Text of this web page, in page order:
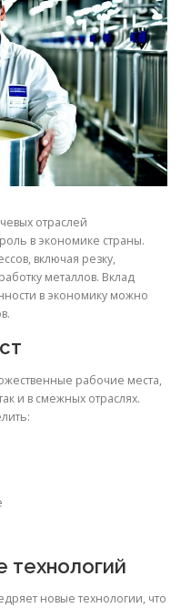
отраслей
в экономике страны.
включая резку,
металлов. Вклад
в экономику можно
рабочие места,
и в смежных отраслях.
технологий
новые технологии, что